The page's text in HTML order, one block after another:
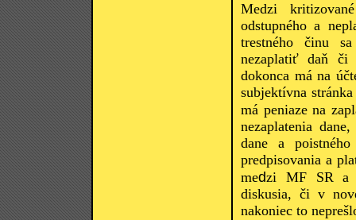
Medzi
odstupného a
trestného činu
nezaplatiť daň
dokonca má na
subjektívna
má peniaze na
nezaplatenia
dane a
predpisovania a
medzi MF SR a
diskusia, či v
nakoniec to